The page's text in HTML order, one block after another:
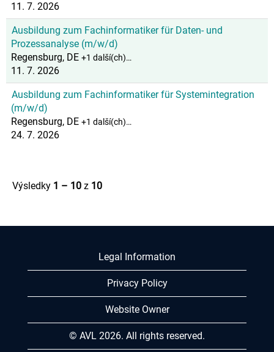
11. 7. 2026
Ausbildung zum Fachinformatiker für Daten- und
Prozessanalyse (m/w/d)
Regensburg, DE +1 další(ch)…
11. 7. 2026
Ausbildung zum Fachinformatiker für Systemintegration
(m/w/d)
Regensburg, DE +1 další(ch)…
24. 7. 2026
Výsledky 1 – 10 z 10
Legal Information
Privacy Policy
Website Owner
© AVL 2026. All rights reserved.